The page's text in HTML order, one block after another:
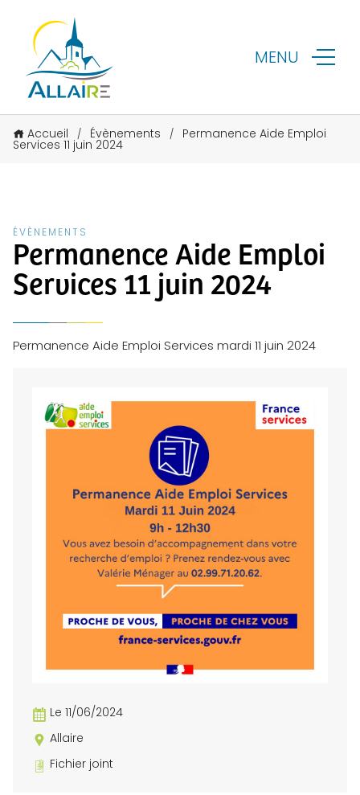
MENU
Accueil / Évènements / Permanence Aide Emploi
Services 11 juin 2024
ÉVÈNEMENTS
Permanence Aide Emploi
Services 11 juin 2024
Permanence Aide Emploi Services mardi 11 juin 2024
Le 11/06/2024
Allaire
Fichier joint